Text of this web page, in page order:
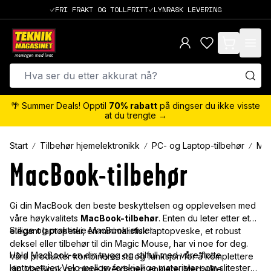
FRI FRAKT OG TOLLFRITT LYNRASK LEVERING
items in cart,
🌴 Summer Deals! Opptil 70% rabatt på dingser du ikke visste
at du trengte →
Start Tilbehør hjemelektronikk PC- og Laptop-tilbehør
MacBook-tilbehør
Gi din MacBook den beste beskyttelsen og opplevelsen med
våre høykvalitets MacBook-tilbehør. Enten du leter etter et
elegant laptopetui, en minimalistisk laptopveske, et robust
deksel eller tilbehør til din Magic Mouse, har vi noe for deg.
Våre produkter kombinerer stil og funksjon for å komplettere
Stilige og praktiske MacBook-etuier
Hold MacBook-en din trygg og stilfull med våre flotte
laptopetuier. Velg mellom forskjellige materialer som slitesterk